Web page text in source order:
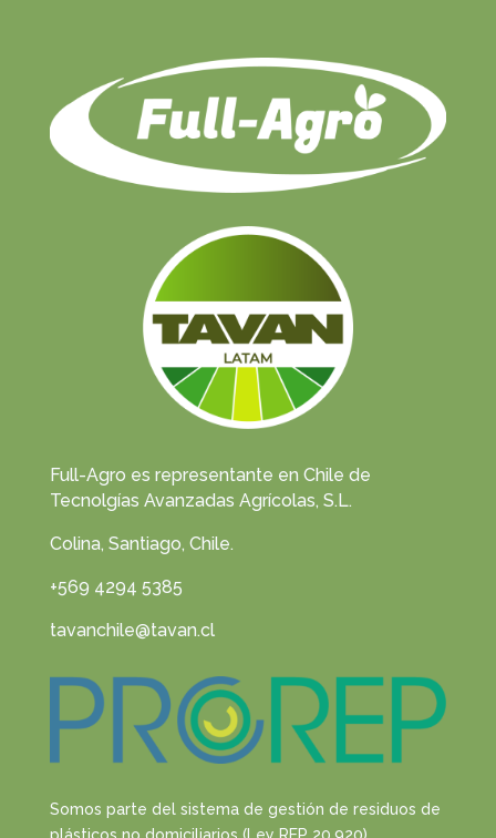
Full-Agro es representante en Chile de
Tecnolgías Avanzadas Agrícolas, S.L.
Colina, Santiago, Chile.
+569 4294 5385
tavanchile@tavan.cl
Somos parte del sistema de gestión de residuos de
plásticos no domiciliarios (Ley REP 20.920)